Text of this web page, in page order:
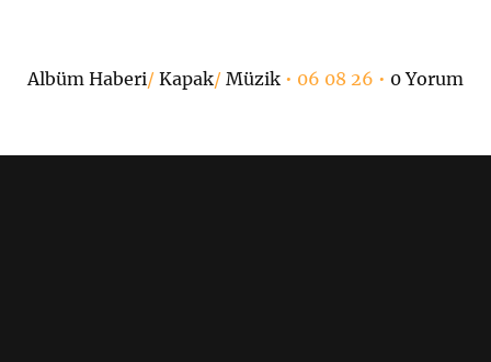
Albüm Haberi/ Kapak/ Müzik• 06 08 26 • 0 Yorum